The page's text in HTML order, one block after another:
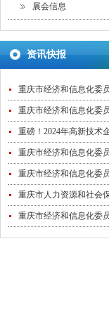
展会信息
资讯快报
重庆市经济和信息化委
重庆市经济和信息化委
重磅！2024年高新技术
重庆市经济和信息化委
重庆市经济和信息化委
重庆市人力资源和社会
重庆市经济和信息化委